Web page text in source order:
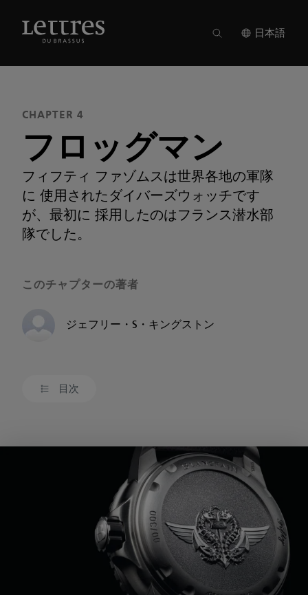
日本語
CHAPTER 4
フロッグマン
フィフティ ファゾムスは世界各地の軍隊
に 使用されたダイバーズウォッチです
が、最初に 採用したのはフランス潜水部
隊でした。
このチャプターの著者
ジェフリー・S・キングストン
目次